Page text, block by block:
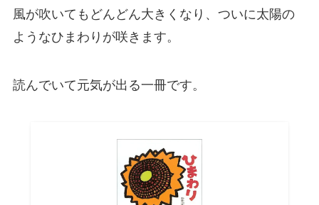
風が吹いてもどんどん大きくなり、ついに太陽の
ようなひまわりが咲きます。
読んでいて元気が出る一冊です。